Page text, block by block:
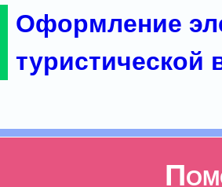
Оформление